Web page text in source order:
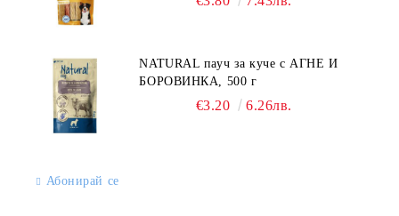
NATURAL пауч за куче с АГНЕ И
БОРОВИНКА, 500 г
€3.20 6.26лв.
Абонирай се